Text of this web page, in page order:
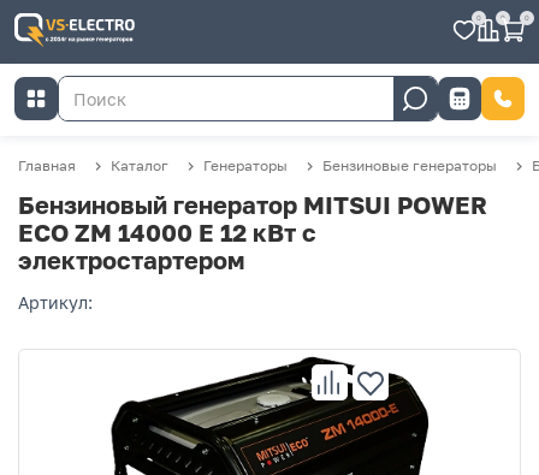
0 0 0
Главная Каталог Генераторы Бензиновые генераторы
Бензиновый генератор MITSUI POWER
ECO ZM 14000 Е 12 кВт с
электростартером
Артикул: